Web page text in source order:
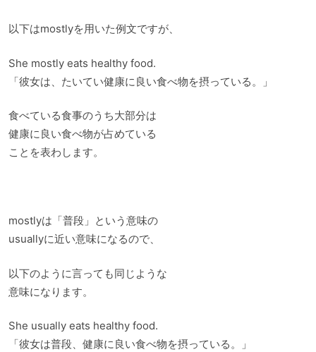
以下はmostlyを用いた例文ですが、
She mostly eats healthy food.
「彼女は、たいてい健康に良い食べ物を摂っている。」
食べている食事のうち大部分は
健康に良い食べ物が占めている
ことを表わします。
mostlyは「普段」という意味の
usuallyに近い意味になるので、
以下のように言っても同じような
意味になります。
She usually eats healthy food.
「彼女は普段、健康に良い食べ物を摂っている。」